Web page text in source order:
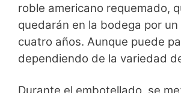
roble americano requemado,
quedarán en la bodega por un
cuatro años. Aunque puede
dependiendo de la variedad